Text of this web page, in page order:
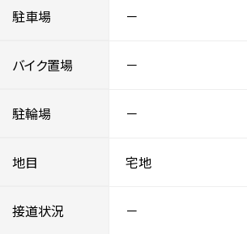
駐車場 －
バイク置場 －
駐輪場 －
地目 宅地
接道状況 －